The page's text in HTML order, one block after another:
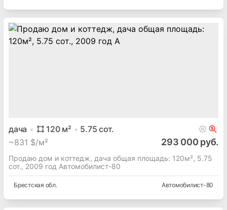
дача 120м² 5.75 сот.
~831 $/м² 293 000 руб.
Продаю дом и коттедж, дача общая площадь: 120м², 5.75
сот., 2009 год Автомобилист-80
Брестская обл. Автомобилист-80